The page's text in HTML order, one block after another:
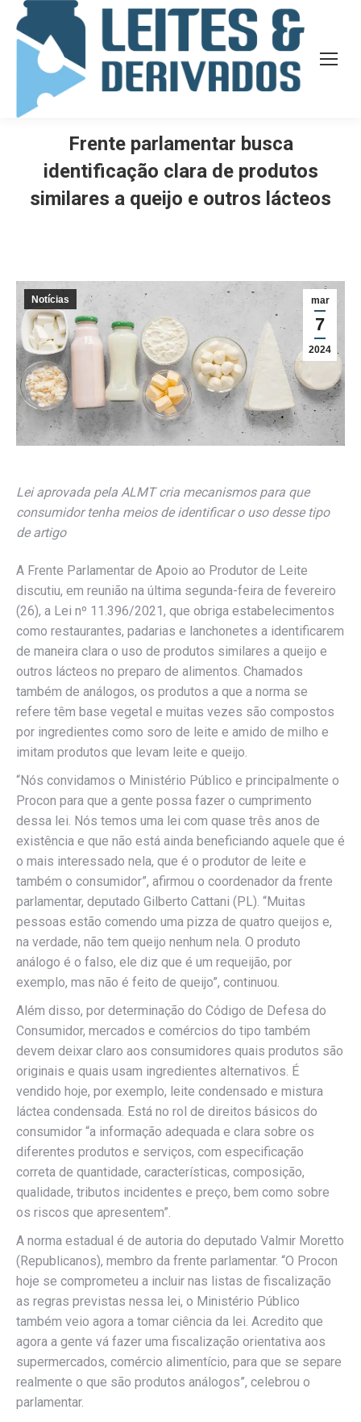
Frente parlamentar busca
identificação clara de produtos
similares a queijo e outros lácteos
mar
7
2024
Notícias
Lei aprovada pela ALMT cria mecanismos para que
consumidor tenha meios de identificar o uso desse tipo
de artigo
A Frente Parlamentar de Apoio ao Produtor de Leite
discutiu, em reunião na última segunda-feira de fevereiro
(26), a Lei nº 11.396/2021, que obriga estabelecimentos
como restaurantes, padarias e lanchonetes a identificarem
de maneira clara o uso de produtos similares a queijo e
outros lácteos no preparo de alimentos. Chamados
também de análogos, os produtos a que a norma se
refere têm base vegetal e muitas vezes são compostos
por ingredientes como soro de leite e amido de milho e
imitam produtos que levam leite e queijo.
“Nós convidamos o Ministério Público e principalmente o
Procon para que a gente possa fazer o cumprimento
dessa lei. Nós temos uma lei com quase três anos de
existência e que não está ainda beneficiando aquele que é
o mais interessado nela, que é o produtor de leite e
também o consumidor”, afirmou o coordenador da frente
parlamentar, deputado Gilberto Cattani (PL). “Muitas
pessoas estão comendo uma pizza de quatro queijos e,
na verdade, não tem queijo nenhum nela. O produto
análogo é o falso, ele diz que é um requeijão, por
exemplo, mas não é feito de queijo”, continuou.
Além disso, por determinação do Código de Defesa do
Consumidor, mercados e comércios do tipo também
devem deixar claro aos consumidores quais produtos são
originais e quais usam ingredientes alternativos. É
vendido hoje, por exemplo, leite condensado e mistura
láctea condensada. Está no rol de direitos básicos do
consumidor “a informação adequada e clara sobre os
diferentes produtos e serviços, com especificação
correta de quantidade, características, composição,
qualidade, tributos incidentes e preço, bem como sobre
os riscos que apresentem”.
A norma estadual é de autoria do deputado Valmir Moretto
(Republicanos), membro da frente parlamentar. “O Procon
hoje se comprometeu a incluir nas listas de fiscalização
as regras previstas nessa lei, o Ministério Público
também veio agora a tomar ciência da lei. Acredito que
agora a gente vá fazer uma fiscalização orientativa aos
supermercados, comércio alimentício, para que se separe
realmente o que são produtos análogos”, celebrou o
parlamentar.